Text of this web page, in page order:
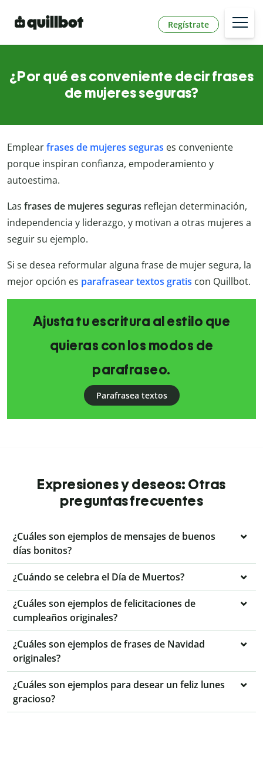
Regístrate
¿Por qué es conveniente decir frases
de mujeres seguras?
Emplearfrases de mujeres seguras es conveniente
porque inspiran confianza, empoderamiento y
autoestima.
Las frases de mujeres seguras reflejan determinación,
independencia y liderazgo, y motivan a otras mujeres a
seguir su ejemplo.
Si se desea reformular alguna frase de mujer segura, la
mejor opción es parafrasear textos gratis con Quillbot.
Ajusta tu escritura al estilo que
quieras con los modos de
parafraseo.
Parafrasea textos
Expresiones y deseos: Otras
preguntas frecuentes
¿Cuáles son ejemplos de mensajes de buenos
días bonitos?
¿Cuándo se celebra el Día de Muertos?
¿Cuáles son ejemplos de felicitaciones de
cumpleaños originales?
¿Cuáles son ejemplos de frases de Navidad
originales?
¿Cuáles son ejemplos para desear un feliz lunes
gracioso?